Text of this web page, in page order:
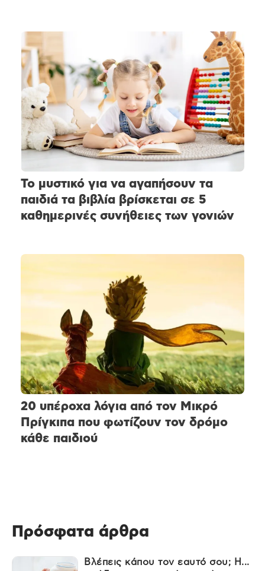
Το μυστικό για να αγαπήσουν τα
παιδιά τα βιβλία βρίσκεται σε 5
καθημερινές συνήθειες των γονιών
20 υπέροχα λόγια από τον Μικρό
Πρίγκιπα που φωτίζουν τον δρόμο
κάθε παιδιού
Πρόσφατα άρθρα
Βλέπεις κάπου τον εαυτό σου; Η...